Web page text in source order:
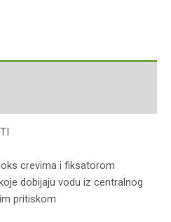
crevima i fiksatorom
dobijaju vodu iz centralnog
pritiskom